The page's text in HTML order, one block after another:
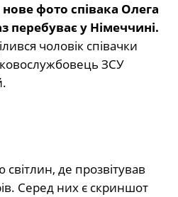
фото співака Олега
перебуває у Німеччині.
чоловік співачки
ЗСУ
світлин, де прозвітував
Серед них є скриншот